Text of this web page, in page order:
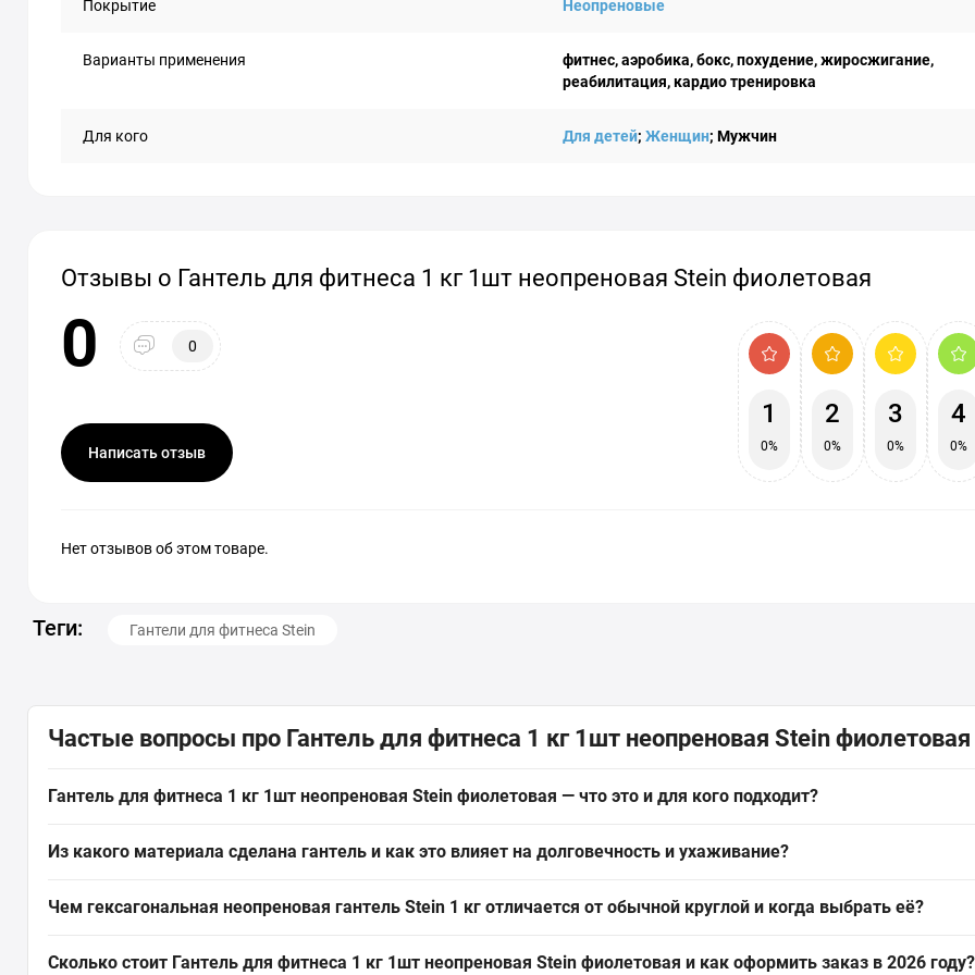
Покрытие Неопреновые
Варианты применения
фитнес, аэробика, бокс, похудение, жиросжигание,
реабилитация, кардио тренировка
Для кого Для детей; Женщин; Мужчин
Отзывы о Гантель для фитнеса 1 кг 1шт неопреновая Stein фиолетовая
0 0
Написать отзыв
1
0%
2
0%
3
0%
4
0%
Нет отзывов об этом товаре.
Теги: Гантели для фитнеса Stein
Частые вопросы про Гантель для фитнеса 1 кг 1шт неопреновая Stein фиолетовая
Гантель для фитнеса 1 кг 1шт неопреновая Stein фиолетовая — что это и для кого подходит?
Подходит для фитнеса, аэробики, реабилитации, кардио, бокса и домашних тренировок, минимизирует шум и не царапает пол.
Из какого материала сделана гантель и как это влияет на долговечность и ухаживание?
коррозии, покрытие не рвётся и не трескается, устойчиво к перепадам температур — подходит для неотапливаемых помещений.
Чем гексагональная неопреновая гантель Stein 1 кг отличается от обычной круглой и когда выбрать её?
Сколько стоит Гантель для фитнеса 1 кг 1шт неопреновая Stein фиолетовая и как оформить заказ в 2026 году?